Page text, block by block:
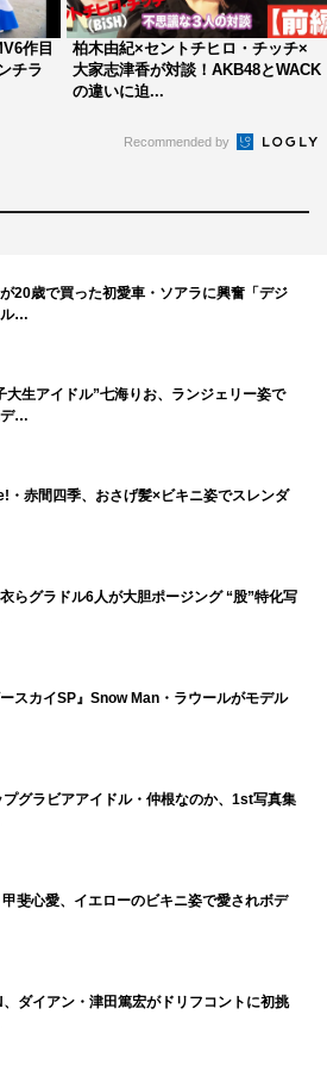
弾ラインナップ＞
売
ンド：各600円（税込）
LOOSE / 豆柴の大群 / GO
/ WAgg
下ろしB2ポスター：1,650円（税
レディースサイズ（ブラック）：
CARRY LOOSE / 豆柴の大群 / GO
/ WAgg
メンズサイズ（ホワイト）：各
LOOSE / 豆柴の大群 / GO
/ WAgg
ワーフォントVer.）ブラック/ホワ
）
写真家・外林健太）：4,000円
作目
チラ
柏木由紀×セントチヒロ・チッチ×
大家志津香が対談！AKB48とWACK
の違いに迫...
Recommended by
20歳で買った初愛車・ソアラに興奮「デジ
ル…
大生アイドル”七海りお、ランジェリー姿で
デ…
・赤間四季、おさげ髪×ビキニ姿でスレンダ
らグラドル6人が大胆ポージング “股”特化写
ースカイSP』Snow Man・ラウールがモデル
プグラビアアイドル・仲根なのか、1st写真集
斐心愛、イエローのビキニ姿で愛されボデ
ダイアン・津田篤宏がドリフコントに初挑